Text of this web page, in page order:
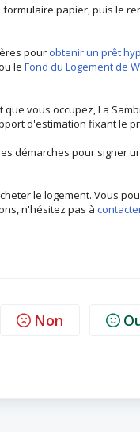
papier, puis le
pourobtenir un prêt
le Fond du Logement de
vous occupez, La
d'estimation fixant le
démarches pour signer
le logement. Vous
n'hésitez pas à
Non